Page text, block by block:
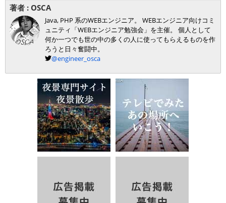
著者 : OSCA
Java, PHP 系のWEBエンジニア。 WEBエンジニア向けコミ
ュニティ「WEBエンジニア勉強会」を主催。 個人として
何か一つでも世の中の多くの人に使ってもらえるものを作
ろうと日々奮闘中。
@engineer_osca